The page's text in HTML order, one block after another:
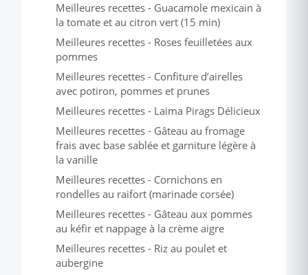
Meilleures recettes - Guacamole mexicain à
la tomate et au citron vert (15 min)
Meilleures recettes - Roses feuilletées aux
pommes
Meilleures recettes - Confiture d’airelles
avec potiron, pommes et prunes
Meilleures recettes - Laima Pirags Délicieux
Meilleures recettes - Gâteau au fromage
frais avec base sablée et garniture légère à
la vanille
Meilleures recettes - Cornichons en
rondelles au raifort (marinade corsée)
Meilleures recettes - Gâteau aux pommes
au kéfir et nappage à la crème aigre
Meilleures recettes - Riz au poulet et
aubergine